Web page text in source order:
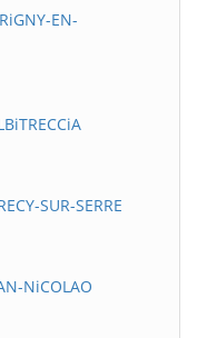
EN-
SUR-SERRE
NiCOLAO